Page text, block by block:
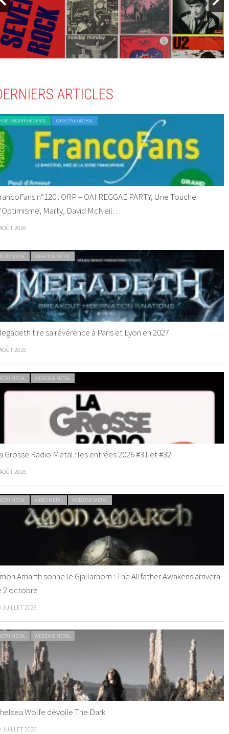
ARTICLES
GENERAL WEBZINE GLOBAL
n°120 : ORP – OAI REGGAE PARTY, Une Touche
Marty, David McNeil…
2026
METAL WEBZINE METAL
tire sa révérence à Paris et Lyon en 2027
2026
METAL WEBZINE METAL
Grosse Radio Metal : les entrées 2026 #31 et #32
2026
METAL VIDEO METAL WEBZINE METAL
Amarth sonne le Gjallarhorn : The Allfather Awakens arrivera
2 octobre
JUILLET 2026
METAL WEBZINE METAL
Wolfe dévoile The Dark
JUILLET 2026